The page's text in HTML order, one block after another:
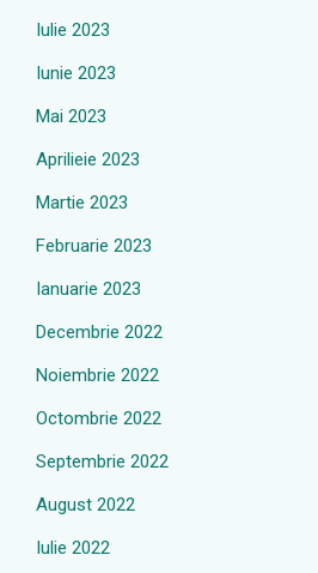
Iulie 2023
Iunie 2023
Mai 2023
Aprilieie 2023
Martie 2023
Februarie 2023
Ianuarie 2023
Decembrie 2022
Noiembrie 2022
Octombrie 2022
Septembrie 2022
August 2022
Iulie 2022